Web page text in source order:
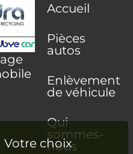
Accueil
Pièces
autos
Enlèvement
de véhicule
Qui
sommes-
nous